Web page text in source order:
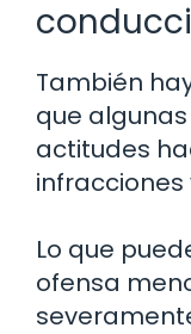
También
que
actitudes
infracciones
Lo que
ofensa